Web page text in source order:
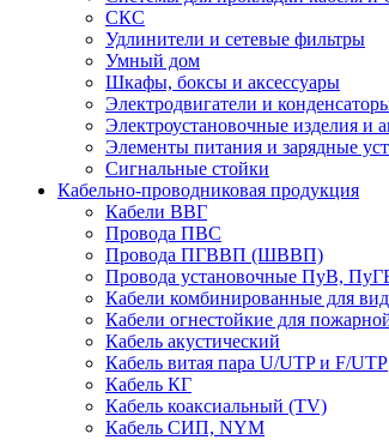
СКС
Удлинители и сетевые фильтры
Умный дом
Шкафы, боксы и аксессуары
Электродвигатели и
Электроустановочные изделия и
Элементы питания и зарядные
Сигнальные стойки
Кабельно-проводниковая продукция
Кабели ВВГ
Провода ПВС
Провода ПГВВП (ШВВП)
Провода установочные ПуВ,
Кабели комбинированные для
Кабели огнестойкие для
Кабель акустический
Кабель витая пара U/UTP и F/UTP
Кабель КГ
Кабель коаксиальный (TV)
Кабель СИП, NYM